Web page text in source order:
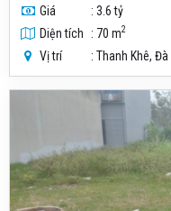
Giá
: 3.6 tỷ
Diện tích
: 70 m2
Vị trí : Thanh Khê, Đà